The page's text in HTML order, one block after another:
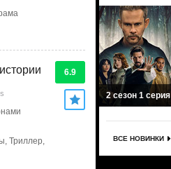
Триллер,
6.9
2 сезон 1 серия
ВСЕ НОВИНКИ